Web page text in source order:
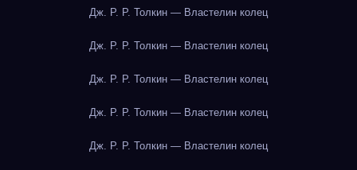
Дж. Р. Р. Толкин — Властелин колец
Дж. Р. Р. Толкин — Властелин колец
Дж. Р. Р. Толкин — Властелин колец
Дж. Р. Р. Толкин — Властелин колец
Дж. Р. Р. Толкин — Властелин колец